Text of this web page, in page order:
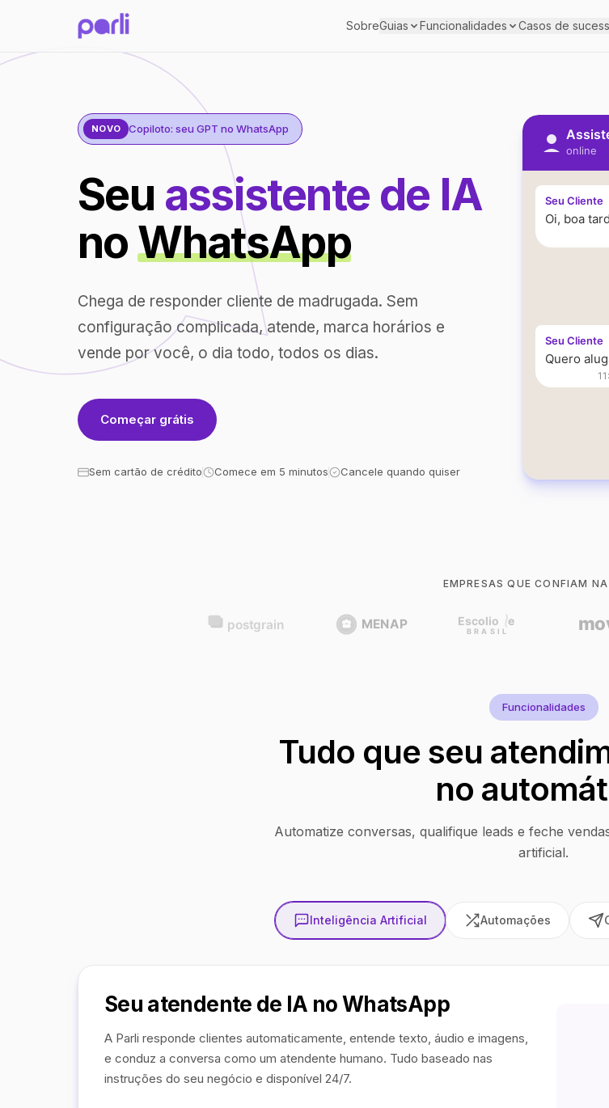
SobreGuias Funcionalidades Casos de
NOVO Copiloto: seu GPT no WhatsApp
Seu assistente de IA
noWhatsApp
Chega de responder cliente de madrugada. Sem
configuração complicada, atende, marca horários e
vende por você, o dia todo, todos os dias.
Começar grátis
Sem cartão de crédito Comece em 5 minutos Cancele quando quiser
online
Seu Cliente
Oi, boa
Seu Cliente
Quero
EMPRESAS QUE CONFIAM
Funcionalidades
Tudo que seu
no
Automatize conversas, qualifique leads e feche
artificial.
Inteligência Artificial Automações
Seu atendente de IA no WhatsApp
A Parli responde clientes automaticamente, entende texto, áudio e imagens,
e conduz a conversa como um atendente humano. Tudo baseado nas
instruções do seu negócio e disponível 24/7.